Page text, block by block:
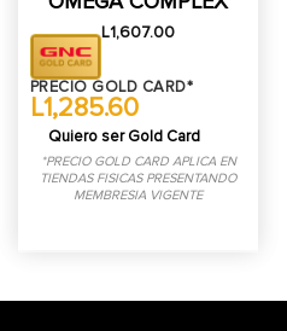
L1,607.00
PRECIO GOLD CARD*
L1,285.60
Quiero ser Gold Card
*PRECIO GOLD CARD APLICA EN
TIENDAS FISICAS PRESENTANDO
MEMBRESIA VIGENTE